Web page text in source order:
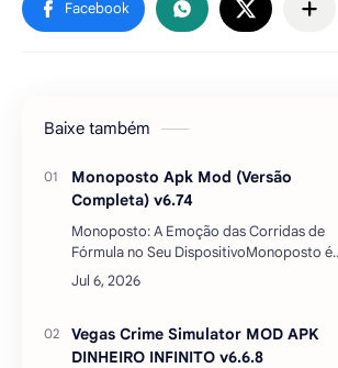
Baixe também
Monoposto Apk Mod (Versão
Completa) v6.74
Monoposto: A Emoção das Corridas de
Fórmula no Seu DispositivoMonoposto é
um jogo de corrida que captura a essência
das competições de fórmula com carros
Vegas Crime Simulator MOD APK
DINHEIRO INFINITO v6.6.8